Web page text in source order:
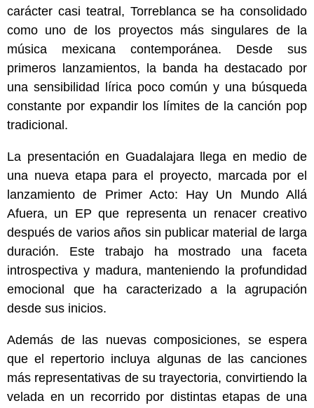
carácter casi teatral, Torreblanca se ha consolidado
como uno de los proyectos más singulares de la
música mexicana contemporánea. Desde sus
primeros lanzamientos, la banda ha destacado por
una sensibilidad lírica poco común y una búsqueda
constante por expandir los límites de la canción pop
tradicional.
La presentación en Guadalajara llega en medio de
una nueva etapa para el proyecto, marcada por el
lanzamiento de Primer Acto: Hay Un Mundo Allá
Afuera, un EP que representa un renacer creativo
después de varios años sin publicar material de larga
duración. Este trabajo ha mostrado una faceta
introspectiva y madura, manteniendo la profundidad
emocional que ha caracterizado a la agrupación
desde sus inicios.
Además de las nuevas composiciones, se espera
que el repertorio incluya algunas de las canciones
más representativas de su trayectoria, convirtiendo la
velada en un recorrido por distintas etapas de una